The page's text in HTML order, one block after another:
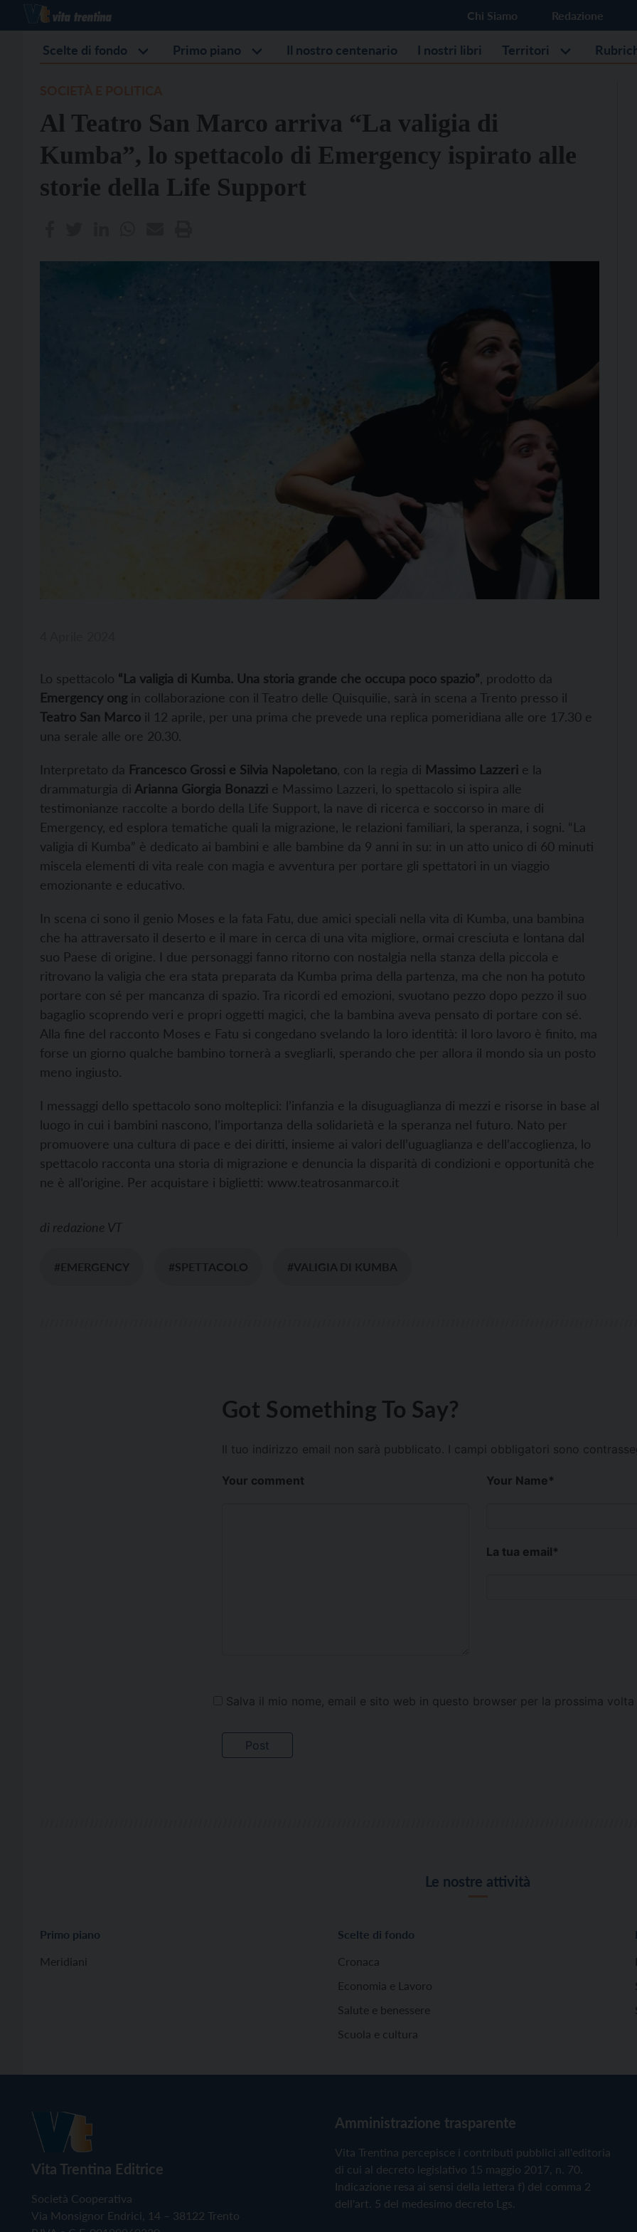
Chi Siamo Redazione
Scelte di fondo Primo piano Il nostro centenario I nostri libri Territori
Al Teatro San Marco arriva “La valigia di
Kumba”, lo spettacolo di Emergency ispirato alle
storie della Life Support
Lo spettacolo “La valigia di Kumba. Una storia grande che occupa poco spazio” , prodotto da
Emergency ong in collaborazione con il Teatro delle Quisquilie, sarà in scena a Trento presso il
Teatro San Marco il 12 aprile, per una prima che prevede una replica pomeridiana alle ore 17.30 e
una serale alle ore 20.30.
Interpretato da Francesco Grossi e Silvia Napoletano , con la regia di Massimo Lazzeri e la
drammaturgia di Arianna Giorgia Bonazzi e Massimo Lazzeri, lo spettacolo si ispira alle
testimonianze raccolte a bordo della Life Support, la nave di ricerca e soccorso in mare di
Emergency, ed esplora tematiche quali la migrazione, le relazioni familiari, la speranza, i sogni. “La
valigia di Kumba” è dedicato ai bambini e alle bambine da 9 anni in su: in un atto unico di 60 minuti
miscela elementi di vita reale con magia e avventura per portare gli spettatori in un viaggio
emozionante e educativo.
In scena ci sono il genio Moses e la fata Fatu, due amici speciali nella vita di Kumba, una bambina
che ha attraversato il deserto e il mare in cerca di una vita migliore, ormai cresciuta e lontana dal
suo Paese di origine. I due personaggi fanno ritorno con nostalgia nella stanza della piccola e
ritrovano la valigia che era stata preparata da Kumba prima della partenza, ma che non ha potuto
portare con sé per mancanza di spazio. Tra ricordi ed emozioni, svuotano pezzo dopo pezzo il suo
bagaglio scoprendo veri e propri oggetti magici, che la bambina aveva pensato di portare con sé.
Alla fine del racconto Moses e Fatu si congedano svelando la loro identità: il loro lavoro è finito, ma
forse un giorno qualche bambino tornerà a svegliarli, sperando che per allora il mondo sia un posto
meno ingiusto.
I messaggi dello spettacolo sono molteplici: l’infanzia e la disuguaglianza di mezzi e risorse in base al
luogo in cui i bambini nascono, l’importanza della solidarietà e la speranza nel futuro. Nato per
promuovere una cultura di pace e dei diritti, insieme ai valori dell’uguaglianza e dell’accoglienza, lo
spettacolo racconta una storia di migrazione e denuncia la disparità di condizioni e opportunità che
ne è all’origine. Per acquistare i biglietti: www.teatrosanmarco.it
di redazione VT
#EMERGENCY #SPETTACOLO #VALIGIA DI KUMBA
Got Something To Say?
Il tuo indirizzo email non sarà pubblicato. I campi obbligatori sono
Your comment Your Name*
La tua email*
Salva il mio nome, email e sito web in questo browser per la prossima volta
Le nostre attività
Primo piano
Meridiani
Scelte di fondo
Cronaca
Economia e Lavoro
Salute e benessere
Scuola e cultura
Vita Trentina Editrice
Società Cooperativa
Via Monsignor Endrici, 14 – 38122 Trento
Amministrazione trasparente
Vita Trentina percepisce i contributi pubblici all'editoria
di cui al decreto legislativo 15 maggio 2017, n. 70.
Indicazione resa ai sensi della lettera f) del comma 2
dell'art. 5 del medesimo decreto Lgs.